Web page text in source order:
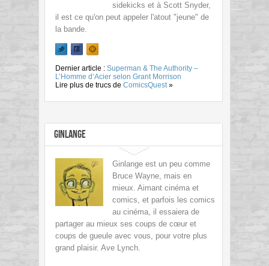
sidekicks et à Scott Snyder,
il est ce qu'on peut appeler l'atout "jeune" de
la bande.
Dernier article : Superman & The Authority –
L’Homme d’Acier selon Grant Morrison
Lire plus de trucs de ComicsQuest»
Ginlange
Ginlange est un peu comme
Bruce Wayne, mais en
mieux. Aimant cinéma et
comics, et parfois les comics
au cinéma, il essaiera de
partager au mieux ses coups de cœur et
coups de gueule avec vous, pour votre plus
grand plaisir. Ave Lynch.